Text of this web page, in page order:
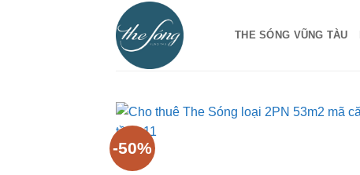
THE SÓNG VŨNG TÀU
-50%